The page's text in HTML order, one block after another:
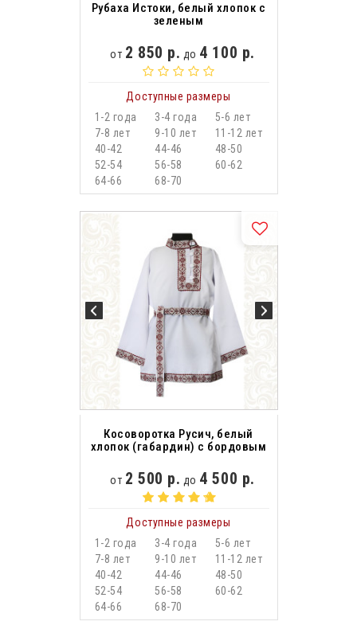
Рубаха Истоки, белый хлопок с
зеленым
от 2 850 р. до 4 100 р.
Доступные размеры
1-2 года
3-4 года
5-6 лет
7-8 лет
9-10 лет
11-12 лет
40-42
44-46
48-50
52-54
56-58
60-62
64-66
68-70
Косоворотка Русич, белый
хлопок (габардин) с бордовым
от 2 500 р. до 4 500 р.
Доступные размеры
1-2 года
3-4 года
5-6 лет
7-8 лет
9-10 лет
11-12 лет
40-42
44-46
48-50
52-54
56-58
60-62
64-66
68-70